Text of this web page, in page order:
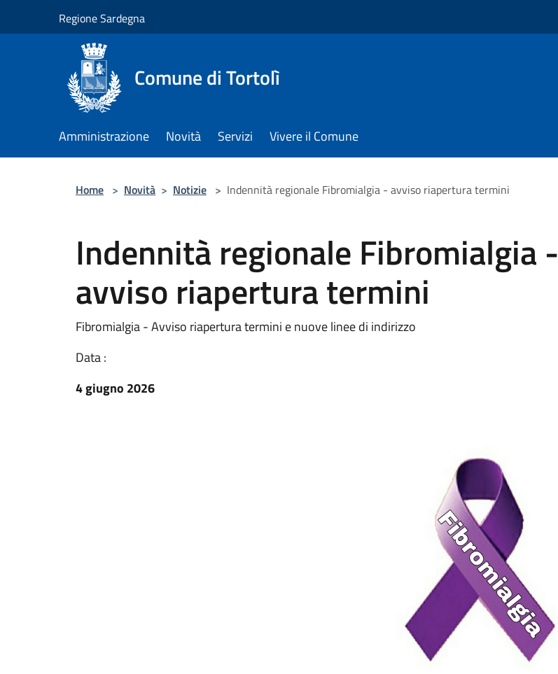
Regione Sardegna
Comune di Tortolì
Amministrazione Novità Servizi Vivere il Comune
Home > Novità > Notizie > Indennità regionale Fibromialgia - avviso riapertura termini
Indennità regionale Fibromialgia -
avviso riapertura termini
Fibromialgia - Avviso riapertura termini e nuove linee di indirizzo
Data :
4 giugno 2026